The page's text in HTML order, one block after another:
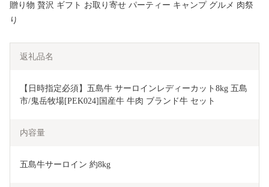
贈り物 贅沢 ギフト お取り寄せ パーティー キャンプ グルメ 肉祭
り
返礼品名
【日時指定必須】五島牛 サーロインレディーカット8kg 五島
市/鬼岳牧場[PEK024]国産牛 牛肉 ブランド牛 セット
内容量
五島牛サーロイン 約8kg